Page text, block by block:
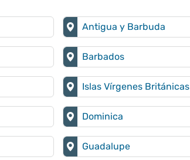
Antigua y Barbuda
Barbados
Islas Vírgenes Británicas
Dominica
Guadalupe